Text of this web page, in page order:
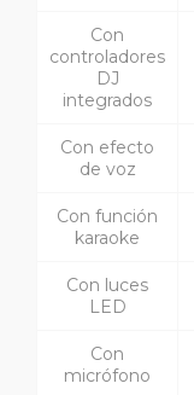
Con
controladores
DJ
integrados
Con efecto
de voz
Con función
karaoke
Con luces
LED
Con
micrófono